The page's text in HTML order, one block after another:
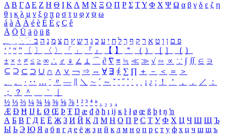
Α Β ΓΔ Ε Ζ Η Θ Ι ΚΛ Μ Ν Ξ Ο Π Ρ Σ ΤΥ Φ Χ Ψ Ω α β γ δ ε ζ η
θ ι κ λ μ ν ξ ο π ρ σ τ υ φ χ ψ ω
á à Á À é è É È ç Ç ê
Ä Ö Ü ä ö ü ß
ִֶֹ ֻּ ׁׂ פ ם ן ו ט א ר ק ף ך ל ח י ע כ ג ד ש ץ ת צ מ נ ה ב
‘ ’ “ ” 〔 〕 〈 〉 「 」 『 』 【 】 ＂ （ ） ［ ］ ｛ ｝
± × ÷ ≠ ≤ ≥ ∞ ∴ ♂ ♀ ∠ ⊥ ⌒ ∂ ∇ ≡ ≒ ≪ ≫ √ ∽ ∝ ∵ ∫ ∬ ∈ ∋
⊆ ⊇ ⊂ ⊃ ∪ ∩ ∧ ∨ ￢ ⇒ ⇔ ∀ ∃ ∮ ∑ ∏ ＋ － ＜ ＝
＞
、
。 · ‥ … ¨ 〃 ― ＼ ∼ ´ ～ ˇ ˘ ˝ ˚ ˙ ¸ ¡ ¿ ː ！ ＇ ， ． ／
：
；
？ ＾ ｀
½ ⅓ ⅔ ¼ ¾ ⅛ ⅜ ⅝ ⅞ ¹ ² ³ ⁴ ⁿ ₁ ₂ ₃ ₄
Æ Ð Ħ Ĳ Ł Ø Œ Þ Ŧ Ŋ æ đ ð ħ ı ĳ ĸ ŀ ł ø œ ß þ ŧ ŋ ŉ
А Б В Г Д Е Ё Ж З И Й К Л М Н О П Р С Т У Ф Х Ц Ч Ш Щ Ъ
Ы Ь Э Ю Я а б в г д е ё ж з и й к л м н о п р с т у ф х ц ч ш щ ъ